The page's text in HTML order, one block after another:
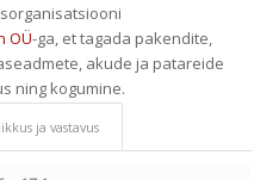
OÜ-ga, et tagada pakendite,
akude ja patareide
ning kogumine.
ja vastavus